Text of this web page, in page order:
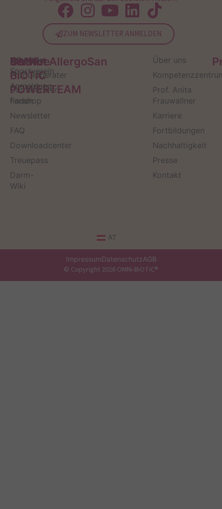
ZUM NEWSLETTER ANMELDEN
Service
Kontakt
Produktberater
Darmberater
finden
Newsletter
FAQ
Downloadcenter
Treuepass
Darm-
Wiki
OMNi-
BiOTiC
POWERTEAM
Infos zum
Sportverein
Anmeldung
Fanshop
Institut AllergoSan
Über uns
Prof. Anita
Frauwallner
Karriere
Fortbildungen
Nachhaltigkeit
Presse
Kontakt
AT
ImpressumDatenschutzAGB
© Copyright 2026 OMNi-BiOTiC®